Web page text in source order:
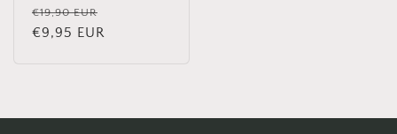
Prix
habituel
€19,90 EUR
€9,95 EUR